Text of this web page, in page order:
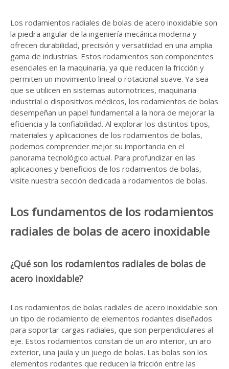
Los rodamientos radiales de bolas de acero inoxidable son
la piedra angular de la ingeniería mecánica moderna y
ofrecen durabilidad, precisión y versatilidad en una amplia
gama de industrias. Estos rodamientos son componentes
esenciales en la maquinaria, ya que reducen la fricción y
permiten un movimiento lineal o rotacional suave. Ya sea
que se utilicen en sistemas automotrices, maquinaria
industrial o dispositivos médicos, los rodamientos de bolas
desempeñan un papel fundamental a la hora de mejorar la
eficiencia y la confiabilidad. Al explorar los distintos tipos,
materiales y aplicaciones de los rodamientos de bolas,
podemos comprender mejor su importancia en el
panorama tecnológico actual. Para profundizar en las
aplicaciones y beneficios de los rodamientos de bolas,
visite nuestra sección dedicada a rodamientos de bolas.
Los fundamentos de los rodamientos
radiales de bolas de acero inoxidable
¿Qué son los rodamientos radiales de bolas de
acero inoxidable?
Los rodamientos de bolas radiales de acero inoxidable son
un tipo de rodamiento de elementos rodantes diseñados
para soportar cargas radiales, que son perpendiculares al
eje. Estos rodamientos constan de un aro interior, un aro
exterior, una jaula y un juego de bolas. Las bolas son los
elementos rodantes que reducen la fricción entre las